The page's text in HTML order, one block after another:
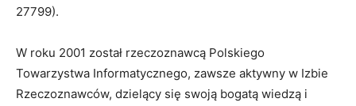
27799).
W roku 2001 został rzeczoznawcą Polskiego
Towarzystwa Informatycznego, zawsze aktywny w Izbie
Rzeczoznawców, dzielący się swoją bogatą wiedzą i